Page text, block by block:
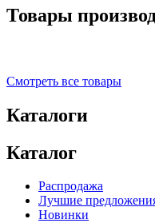
Товары
Смотреть все товары
Каталоги
Каталог
Распродажа
Лучшие
Новинки